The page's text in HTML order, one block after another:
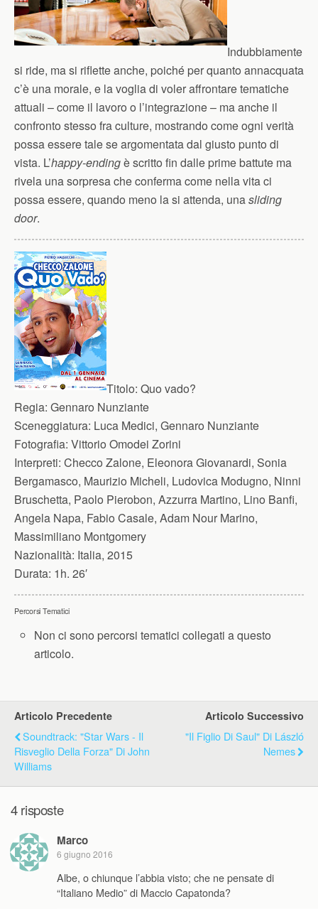
Indubbiamente
si ride, ma si riflette anche, poiché per quanto annacquata
c’è una morale, e la voglia di voler affrontare tematiche
attuali – come il lavoro o l’integrazione – ma anche il
confronto stesso fra culture, mostrando come ogni verità
possa essere tale se argomentata dal giusto punto di
vista. L’happy-endingè scritto fin dalle prime battute ma
rivela una sorpresa che conferma come nella vita ci
possa essere, quando meno la si attenda, unasliding
door.
Titolo: Quo vado?
Regia: Gennaro Nunziante
Sceneggiatura: Luca Medici, Gennaro Nunziante
Fotografia: Vittorio Omodei Zorini
Interpreti: Checco Zalone, Eleonora Giovanardi, Sonia
Bergamasco, Maurizio Micheli, Ludovica Modugno, Ninni
Bruschetta, Paolo Pierobon, Azzurra Martino, Lino Banfi,
Angela Napa, Fabio Casale, Adam Nour Marino,
Massimiliano Montgomery
Nazionalità: Italia, 2015
Durata: 1h. 26′
Percorsi Tematici
Non ci sono percorsi tematici collegati a questo
articolo.
Articolo Precedente
Soundtrack: "Star Wars - Il
Risveglio Della Forza" Di John
Williams
Articolo Successivo
"Il Figlio Di Saul" Di László
Nemes
4 risposte
Marco
6 giugno 2016
Albe, o chiunque l’abbia visto; che ne pensate di
“Italiano Medio” di Maccio Capatonda?